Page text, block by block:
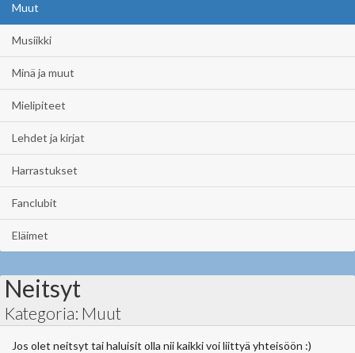
Muut
Musiikki
Minä ja muut
Mielipiteet
Lehdet ja kirjat
Harrastukset
Fanclubit
Eläimet
Neitsyt
Kategoria: Muut
Jos olet neitsyt tai haluisit olla nii kaikki voi liittyä yhteisöön :)